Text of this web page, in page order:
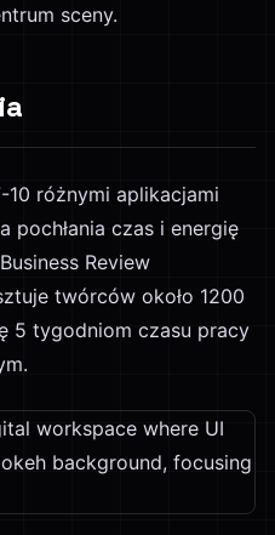
sceny.
różnymi aplikacjami
pochłania czas i energię
Review
twórców około 1200
5 tygodniom czasu pracy